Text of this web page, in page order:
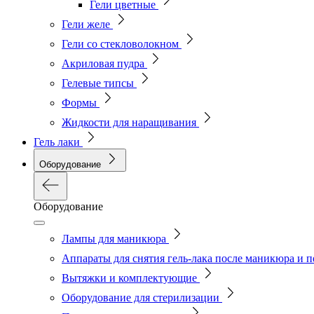
Гели цветные
Гели желе
Гели со стекловолокном
Акриловая пудра
Гелевые типсы
Формы
Жидкости для наращивания
Гель лаки
Оборудование
Оборудование
Лампы для маникюра
Аппараты для снятия гель-лака после маникюра и
Вытяжки и комплектующие
Оборудование для стерилизации